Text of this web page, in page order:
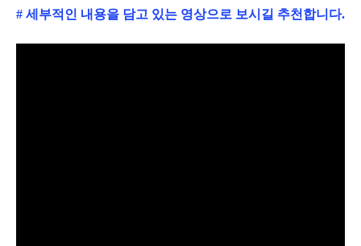
# 세부적인 내용을 담고 있는 영상으로 보시길 추천합니다.